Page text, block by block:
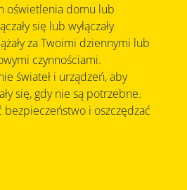
oświetlenia domu lub
się lub wyłączały
za Twoimi dziennymi lub
czynnościami.
świateł i urządzeń, aby
się, gdy nie są potrzebne.
bezpieczeństwo i oszczędzać